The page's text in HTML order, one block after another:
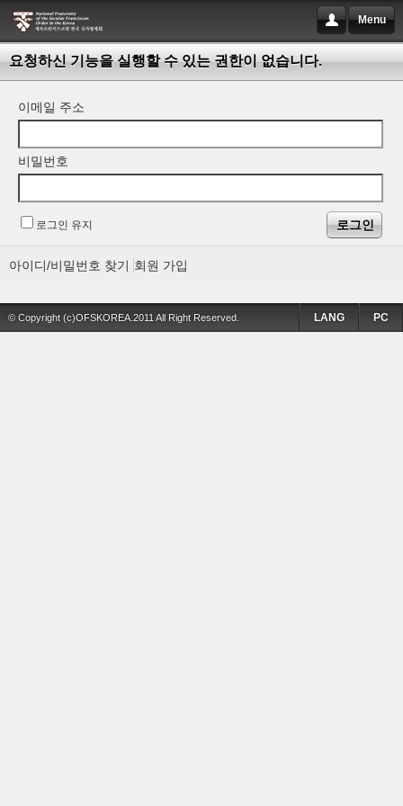
Menu
요청하신 기능을 실행할 수 있는 권한이 없습니다.
이메일 주소
비밀번호
로그인 유지
아이디/비밀번호 찾기 회원 가입
© Copyright (c)OFSKOREA.2011 All Right Reserved. PC
LANG